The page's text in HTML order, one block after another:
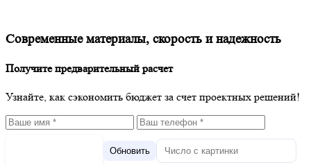
Современные материалы, скорость и надежность
Получите предварительный расчет
Узнайте, как сэкономить бюджет за счет проектных решений!
Обновить